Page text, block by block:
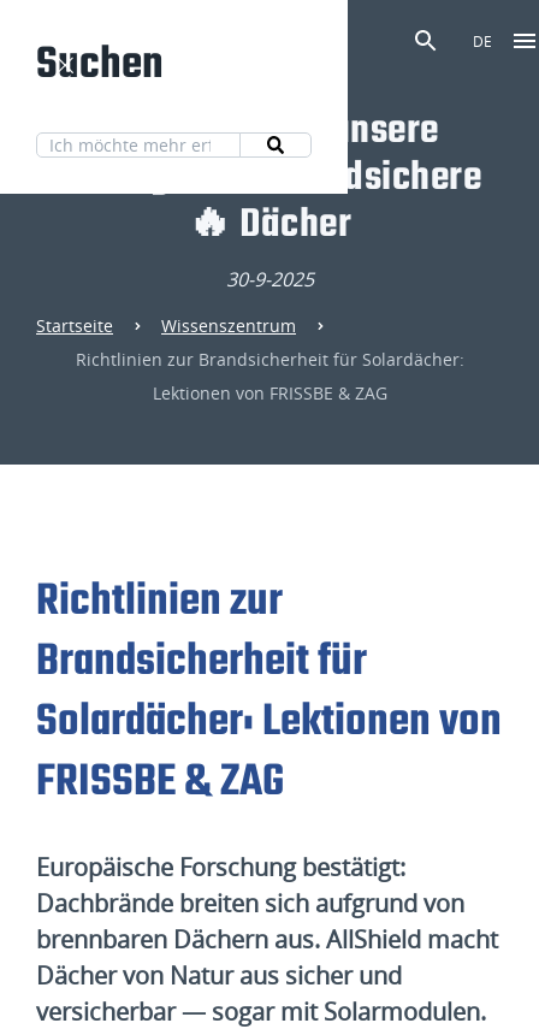
DE
Suchen
Entdecken Sie unsere
Lösungen für brandsichere
🔥 Dächer
30-9-2025
Startseite
Wissenszentrum
Richtlinien zur Brandsicherheit für Solardächer:
Lektionen von FRISSBE & ZAG
Richtlinien zur
Brandsicherheit für
Solardächer: Lektionen von
FRISSBE & ZAG
Europäische Forschung bestätigt:
Dachbrände breiten sich aufgrund von
brennbaren Dächern aus. AllShield macht
Dächer von Natur aus sicher und
versicherbar — sogar mit Solarmodulen.